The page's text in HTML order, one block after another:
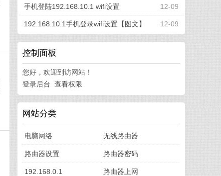
入？ 12-09
手机登陆192.168.10.1 wifi设置
12-09
192.168.10.1手机登录wifi设置【图文】
控制面板
您好，欢迎到访网站！
登录后台 查看权限
网站分类
电脑网络 无线路由器
路由器设置 路由器密码
192.168.0.1 路由器上网